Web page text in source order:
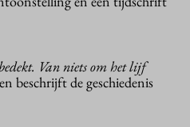
Van niets om het lijf
beschrijft de geschiedenis